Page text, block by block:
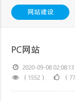
网站建设
PC网站
2020-09-08 02:08:13
（1552）
（